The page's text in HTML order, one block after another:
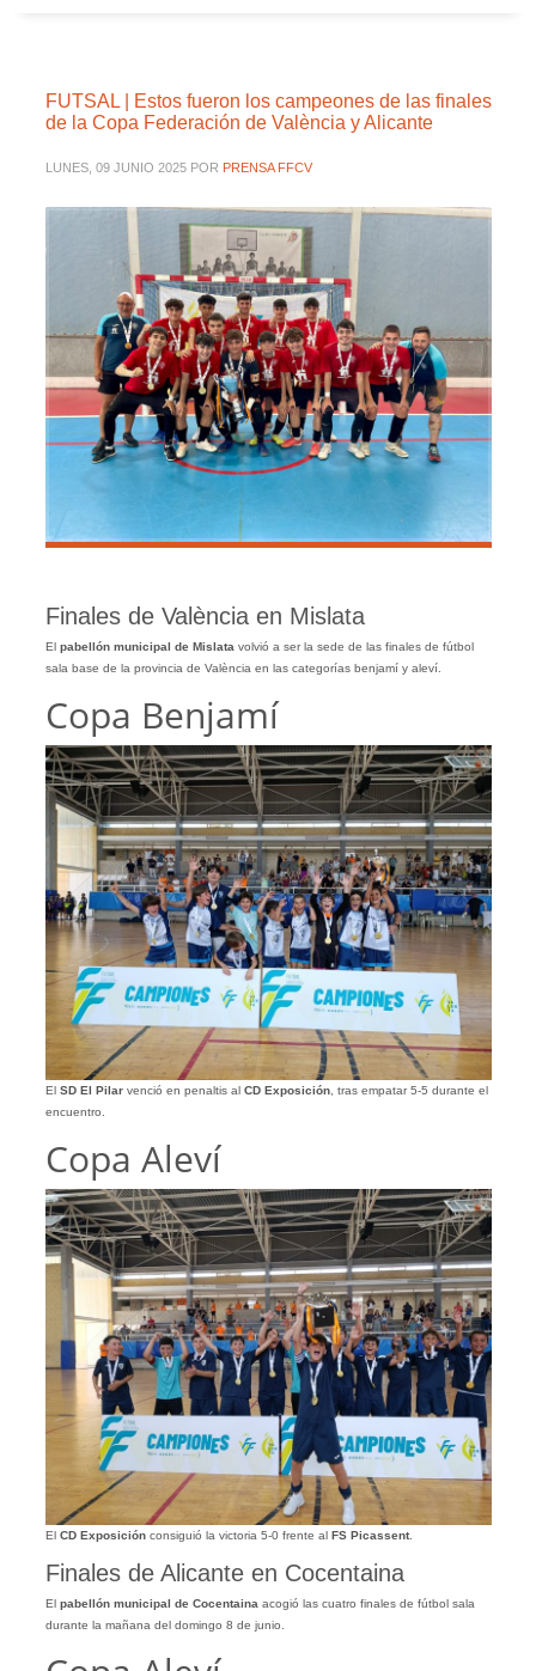
FUTSAL | Estos fueron los campeones de las finales
de la Copa Federación de València y Alicante
LUNES, 09 JUNIO 2025 POR PRENSA FFCV
Finales de València en Mislata
El pabellón municipal de Mislata volvió a ser la sede de las finales de fútbol
sala base de la provincia de València en las categorías benjamí y aleví.
Copa Benjamí
El SD El Pilarvenció en penaltis al CD Exposición, tras empatar 5-5 durante el
encuentro.
Copa Aleví
El CD Exposiciónconsiguió la victoria 5-0 frente alFS Picassent.
Finales de Alicante en Cocentaina
El pabellón municipal de Cocentaina acogió las cuatro finales de fútbol sala
durante la mañana del domingo 8 de junio.